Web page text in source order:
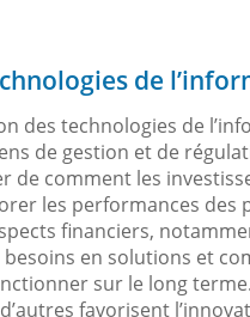
de
des technologies de
de gestion et de
de comment les
les performances
financiers,
en solutions et
sur le long
favorisent